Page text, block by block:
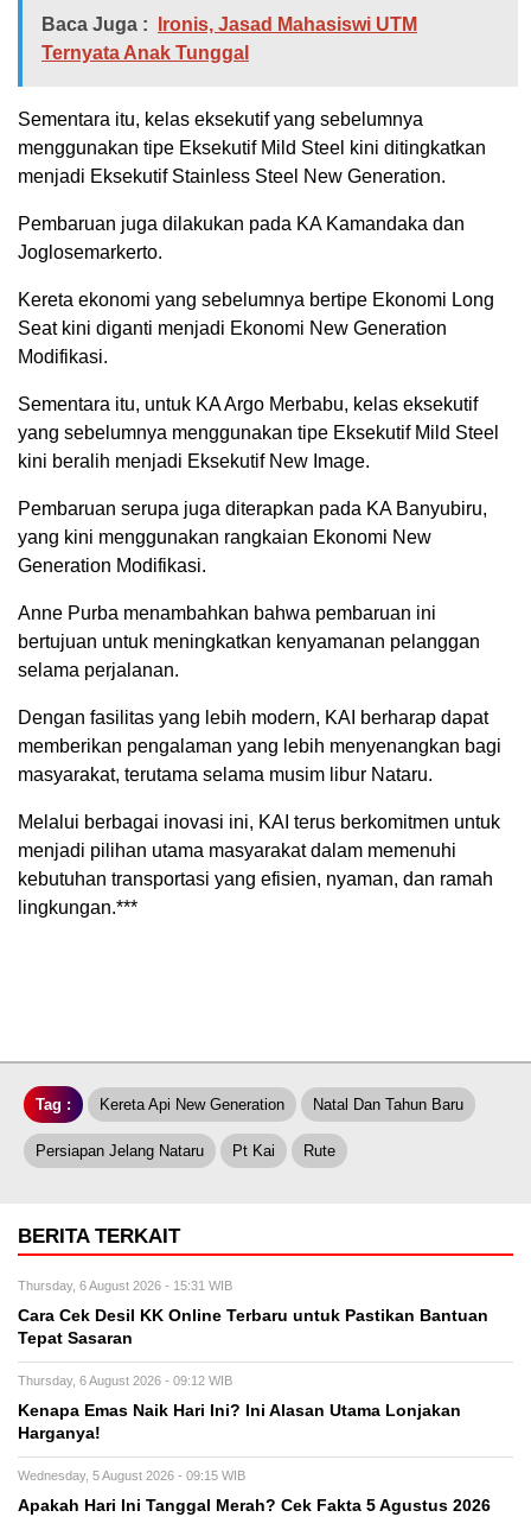
Baca Juga :
Ironis, Jasad Mahasiswi UTM
Ternyata Anak Tunggal
Sementara itu, kelas eksekutif yang sebelumnya
menggunakan tipe Eksekutif Mild Steel kini ditingkatkan
menjadi Eksekutif Stainless Steel New Generation.
Pembaruan juga dilakukan pada KA Kamandaka dan
Joglosemarkerto.
Kereta ekonomi yang sebelumnya bertipe Ekonomi Long
Seat kini diganti menjadi Ekonomi New Generation
Modifikasi.
Sementara itu, untuk KA Argo Merbabu, kelas eksekutif
yang sebelumnya menggunakan tipe Eksekutif Mild Steel
kini beralih menjadi Eksekutif New Image.
Pembaruan serupa juga diterapkan pada KA Banyubiru,
yang kini menggunakan rangkaian Ekonomi New
Generation Modifikasi.
Anne Purba menambahkan bahwa pembaruan ini
bertujuan untuk meningkatkan kenyamanan pelanggan
selama perjalanan.
Dengan fasilitas yang lebih modern, KAI berharap dapat
memberikan pengalaman yang lebih menyenangkan bagi
masyarakat, terutama selama musim libur Nataru.
Melalui berbagai inovasi ini, KAI terus berkomitmen untuk
menjadi pilihan utama masyarakat dalam memenuhi
kebutuhan transportasi yang efisien, nyaman, dan ramah
lingkungan.***
Tag : Kereta Api New Generation Natal Dan Tahun Baru
Persiapan Jelang Nataru Pt Kai Rute
BERITA TERKAIT
Thursday, 6 August 2026 - 15:31 WIB
Cara Cek Desil KK Online Terbaru untuk Pastikan Bantuan
Tepat Sasaran
Thursday, 6 August 2026 - 09:12 WIB
Kenapa Emas Naik Hari Ini? Ini Alasan Utama Lonjakan
Harganya!
Wednesday, 5 August 2026 - 09:15 WIB
Apakah Hari Ini Tanggal Merah? Cek Fakta 5 Agustus 2026